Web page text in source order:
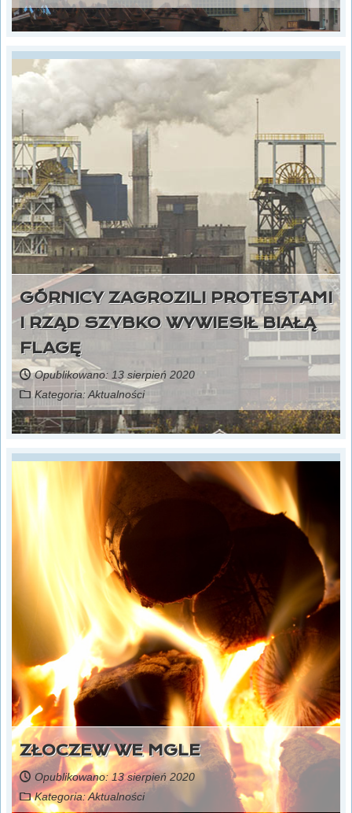
GÓRNICY ZAGROZILI PROTESTAMI
I RZĄD SZYBKO WYWIESIŁ BIAŁĄ
FLAGĘ
Opublikowano: 13 sierpień 2020
Kategoria:Aktualności
ZŁOCZEW WE MGLE
Opublikowano: 13 sierpień 2020
Kategoria:Aktualności